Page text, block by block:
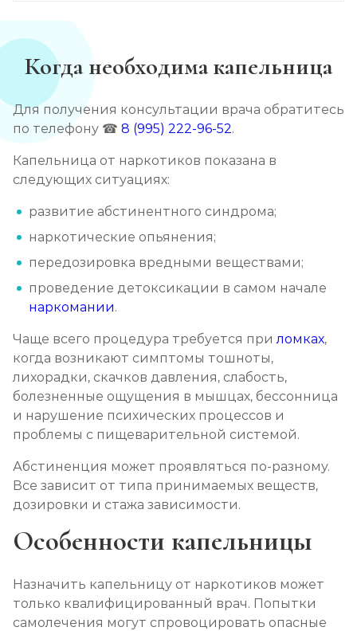
Когда необходима капельница
Для получения консультации врача обратитесь
по телефону ☎ 8 (995) 222-96-52.
Капельница от наркотиков показана в
следующих ситуациях:
развитие абстинентного синдрома;
наркотические опьянения;
передозировка вредными веществами;
проведение детоксикации в самом начале
наркомании.
Чаще всего процедура требуется приломках,
когда возникают симптомы тошноты,
лихорадки, скачков давления, слабость,
болезненные ощущения в мышцах, бессонница
и нарушение психических процессов и
проблемы с пищеварительной системой.
Абстиненция может проявляться по-разному.
Все зависит от типа принимаемых веществ,
дозировки и стажа зависимости.
Особенности капельницы
Назначить капельницу от наркотиков может
только квалифицированный врач. Попытки
самолечения могут спровоцировать опасные